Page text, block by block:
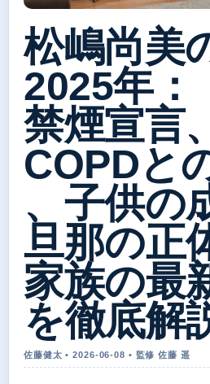
松嶋尚美
2025年：
禁煙宣言、
COPDと
、子供の
旦那の正
家族の最
を徹底解
佐藤健太 • 2026-06-08 • 監修 佐藤 遥